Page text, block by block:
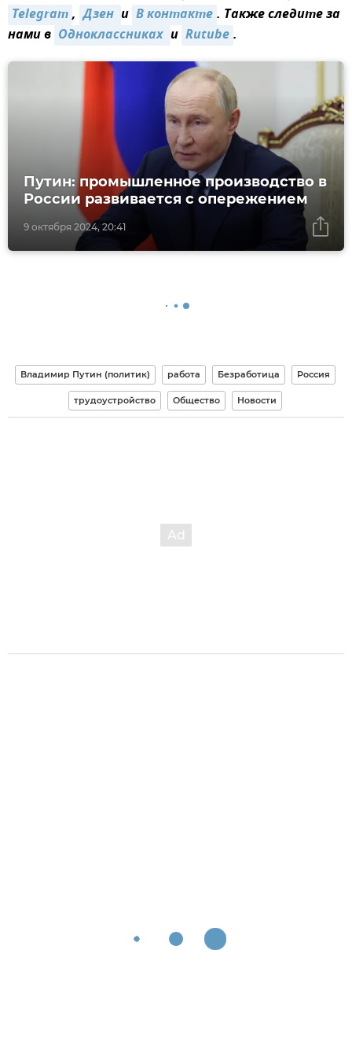
Telegram, Дзен и В контакте. Также следите за
нами в Одноклассниках и Rutube.
9 октября 2024, 20:41
Путин: промышленное производство в
России развивается с опережением
Владимир Путин (политик) работа Безработица Россия
трудоустройство Общество Новости